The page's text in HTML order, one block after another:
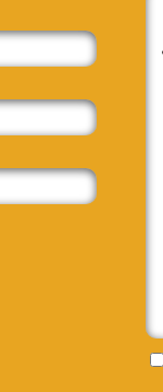
PRAGUE letos
možnost
VÍCE